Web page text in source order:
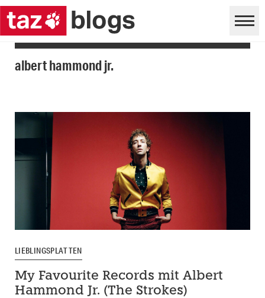
albert hammond jr.
LIEBLINGSPLATTEN
My Favourite Records mit Albert
Hammond Jr. (The Strokes)